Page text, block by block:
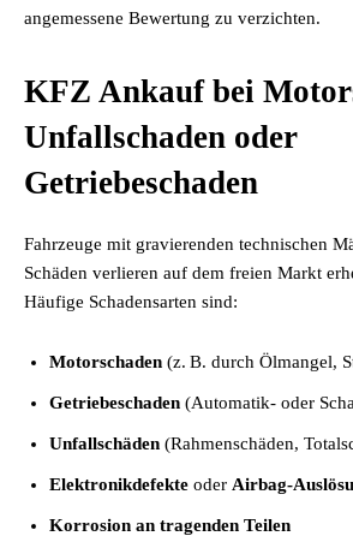
angemessene Bewertung zu verzichten.
KFZ Ankauf bei
Unfallschaden oder
Getriebeschaden
Fahrzeuge mit gravierenden technischen
Schäden verlieren auf dem freien Markt
Häufige Schadensarten sind:
Motorschaden (z. B. durch Ölmangel,
Getriebeschaden (Automatik- oder
Unfallschäden (Rahmenschäden,
Elektronikdefekte oder Airbag-
Korrosion an tragenden Teilen